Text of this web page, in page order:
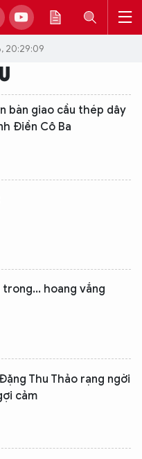
20:29:09
bàn giao cầu thép dây
Điền Cô Ba
hoang vắng
Thu Thảo rạng ngời
cảm